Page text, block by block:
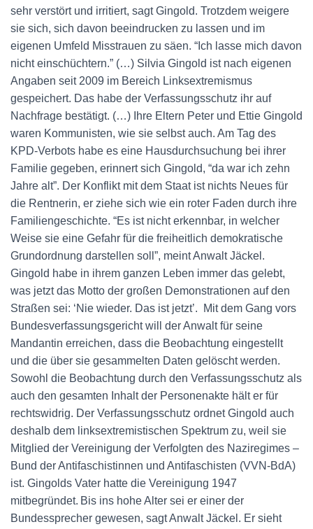
sehr verstört und irritiert, sagt Gingold. Trotzdem weigere
sie sich, sich davon beeindrucken zu lassen und im
eigenen Umfeld Misstrauen zu säen. “Ich lasse mich davon
nicht einschüchtern.” (…) Silvia Gingold ist nach eigenen
Angaben seit 2009 im Bereich Linksextremismus
gespeichert. Das habe der Verfassungsschutz ihr auf
Nachfrage bestätigt. (…) Ihre Eltern Peter und Ettie Gingold
waren Kommunisten, wie sie selbst auch. Am Tag des
KPD-Verbots habe es eine Hausdurchsuchung bei ihrer
Familie gegeben, erinnert sich Gingold, “da war ich zehn
Jahre alt”. Der Konflikt mit dem Staat ist nichts Neues für
die Rentnerin, er ziehe sich wie ein roter Faden durch ihre
Familiengeschichte. “Es ist nicht erkennbar, in welcher
Weise sie eine Gefahr für die freiheitlich demokratische
Grundordnung darstellen soll”, meint Anwalt Jäckel.
Gingold habe in ihrem ganzen Leben immer das gelebt,
was jetzt das Motto der großen Demonstrationen auf den
Straßen sei: ‘Nie wieder. Das ist jetzt’. Mit dem Gang vors
Bundesverfassungsgericht will der Anwalt für seine
Mandantin erreichen, dass die Beobachtung eingestellt
und die über sie gesammelten Daten gelöscht werden.
Sowohl die Beobachtung durch den Verfassungsschutz als
auch den gesamten Inhalt der Personenakte hält er für
rechtswidrig. Der Verfassungsschutz ordnet Gingold auch
deshalb dem linksextremistischen Spektrum zu, weil sie
Mitglied der Vereinigung der Verfolgten des Naziregimes –
Bund der Antifaschistinnen und Antifaschisten (VVN-BdA)
ist. Gingolds Vater hatte die Vereinigung 1947
mitbegründet. Bis ins hohe Alter sei er einer der
Bundessprecher gewesen, sagt Anwalt Jäckel. Er sieht